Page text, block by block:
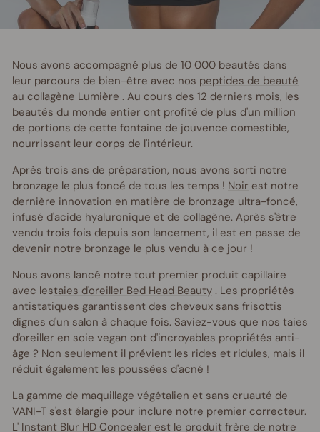
Nous avons accompagné plus de 10 000 beautés dans
leur parcours de bien-être avec nos peptides de beauté
au collagène Lumière . Au cours des 12 derniers mois, les
beautés du monde entier ont profité de plus d'un million
de portions de cette fontaine de jouvence comestible,
nourrissant leur corps de l'intérieur.
Après trois ans de préparation, nous avons sorti notre
bronzage le plus foncé de tous les temps ! Noir est notre
dernière innovation en matière de bronzage ultra-foncé,
infusé d'acide hyaluronique et de collagène. Après s'être
vendu trois fois depuis son lancement, il est en passe de
devenir notre bronzage le plus vendu à ce jour !
Nous avons lancé notre tout premier produit capillaire
avec lestaies d'oreiller Bed Head Beauty . Les propriétés
antistatiques garantissent des cheveux sans frisottis
dignes d'un salon à chaque fois. Saviez-vous que nos taies
d'oreiller en soie vegan ont d'incroyables propriétés anti-
âge ? Non seulement il prévient les rides et ridules, mais il
réduit également les poussées d'acné !
La gamme de maquillage végétalien et sans cruauté de
VANI-T s'est élargie pour inclure notre premier correcteur.
L' Instant Blur HD Concealer est le produit frère de notre